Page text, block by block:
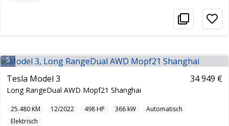
5
Tesla Model 3
Long RangeDual AWD Mopf21 Shanghai
34 949 €
25.480KM 12/2022 498HP 366kW
Automatisch
Elektrisch